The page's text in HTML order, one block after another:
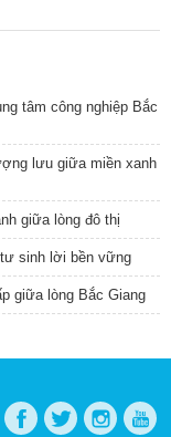
tâm công nghiệp Bắc
lưu giữa miền xanh
giữa lòng đô thị
sinh lời bền vững
giữa lòng Bắc Giang